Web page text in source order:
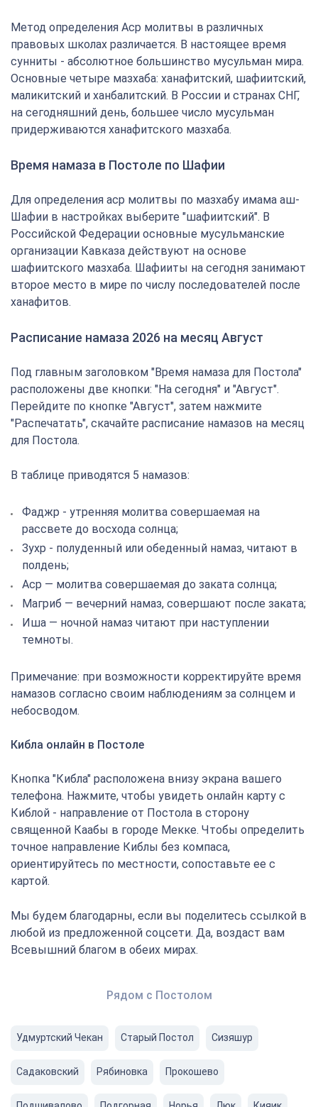
Метод определения Аср молитвы в различных
правовых школах различается. В настоящее время
сунниты - абсолютное большинство мусульман мира.
Основные четыре мазхаба: ханафитский, шафиитский,
маликитский и ханбалитский. В России и странах СНГ,
на сегодняшний день, большее число мусульман
придерживаются ханафитского мазхаба.
Время намаза в Постоле по Шафии
Для определения аср молитвы по мазхабу имама аш-
Шафии в настройках выберите "шафиитский". В
Российской Федерации основные мусульманские
организации Кавказа действуют на основе
шафиитского мазхаба. Шафииты на сегодня занимают
второе место в мире по числу последователей после
ханафитов.
Расписание намаза 2026 на месяц Август
Под главным заголовком "Время намаза для Постола"
расположены две кнопки: "На сегодня" и "Август".
Перейдите по кнопке "Август", затем нажмите
"Распечатать", скачайте расписание намазов на месяц
для Постола.
В таблице приводятся 5 намазов:
Фаджр - утренняя молитва совершаемая на
рассвете до восхода солнца;
Зухр - полуденный или обеденный намаз, читают в
полдень;
Аср — молитва совершаемая до заката солнца;
Магриб — вечерний намаз, совершают после заката;
Иша — ночной намаз читают при наступлении
темноты.
Примечание: при возможности корректируйте время
намазов согласно своим наблюдениям за солнцем и
небосводом.
Кибла онлайн в Постоле
Кнопка "Кибла" расположена внизу экрана вашего
телефона. Нажмите, чтобы увидеть онлайн карту с
Киблой - направление от Постола в сторону
священной Каабы в городе Мекке. Чтобы определить
точное направление Киблы без компаса,
ориентируйтесь по местности, сопоставьте ее с
картой.
Мы будем благодарны, если вы поделитесь ссылкой в
любой из предложенной соцсети. Да, воздаст вам
Всевышний благом в обеих мирах.
Рядом с Постолом
Удмуртский Чекан Старый Постол Сизяшур
Садаковский Рябиновка Прокошево